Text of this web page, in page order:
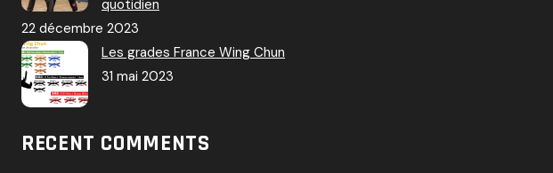
quotidien
22 décembre 2023
Les grades France Wing Chun
31 mai 2023
RECENT COMMENTS